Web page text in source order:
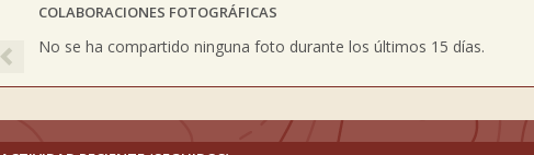
COLABORACIONES FOTOGRÁFICAS
No se ha compartido ninguna foto durante los últimos 15 días.
Previous